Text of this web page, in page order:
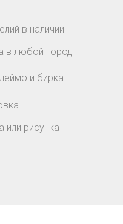
в наличии
в любой город
или рисунка
и бирка